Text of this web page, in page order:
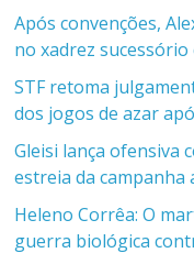
Após convenções,
no xadrez sucessório
STF retoma
dos jogos de azar
Gleisi lança ofensiva
estreia da campanha
Heleno Corrêa: O
guerra biológica